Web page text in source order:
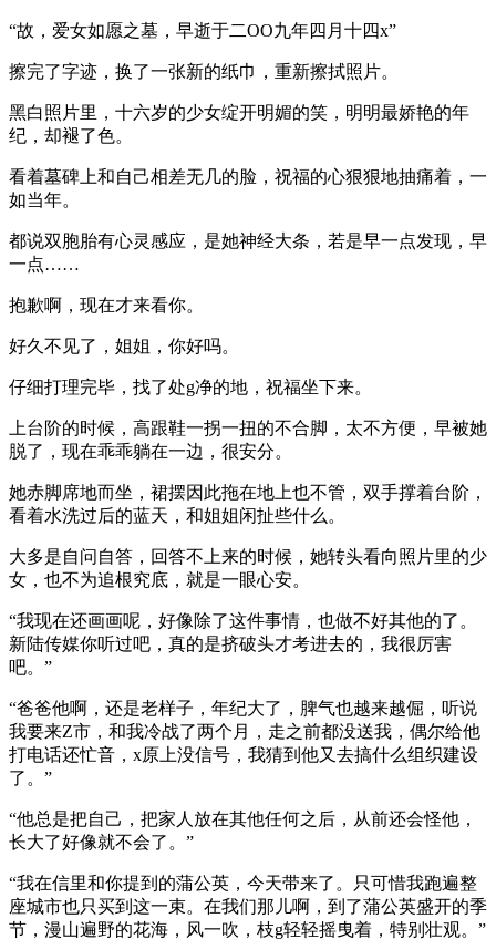
“故，爱女如愿之墓，早逝于二OO九年四月十四x”
擦完了字迹，换了一张新的纸巾，重新擦拭照片。
黑白照片里，十六岁的少女绽开明媚的笑，明明最娇艳的年
纪，却褪了色。
看着墓碑上和自己相差无几的脸，祝福的心狠狠地抽痛着，一
如当年。
都说双胞胎有心灵感应，是她神经大条，若是早一点发现，早
一点……
抱歉啊，现在才来看你。
好久不见了，姐姐，你好吗。
仔细打理完毕，找了处g净的地，祝福坐下来。
上台阶的时候，高跟鞋一拐一扭的不合脚，太不方便，早被她
脱了，现在乖乖躺在一边，很安分。
她赤脚席地而坐，裙摆因此拖在地上也不管，双手撑着台阶，
看着水洗过后的蓝天，和姐姐闲扯些什么。
大多是自问自答，回答不上来的时候，她转头看向照片里的少
女，也不为追根究底，就是一眼心安。
“我现在还画画呢，好像除了这件事情，也做不好其他的了。
新陆传媒你听过吧，真的是挤破头才考进去的，我很厉害
吧。”
“爸爸他啊，还是老样子，年纪大了，脾气也越来越倔，听说
我要来Z市，和我冷战了两个月，走之前都没送我，偶尔给他
打电话还忙音，x原上没信号，我猜到他又去搞什么组织建设
了。”
“他总是把自己，把家人放在其他任何之后，从前还会怪他，
长大了好像就不会了。”
“我在信里和你提到的蒲公英，今天带来了。只可惜我跑遍整
座城市也只买到这一束。在我们那儿啊，到了蒲公英盛开的季
节，漫山遍野的花海，风一吹，枝g轻轻摇曳着，特别壮观。”